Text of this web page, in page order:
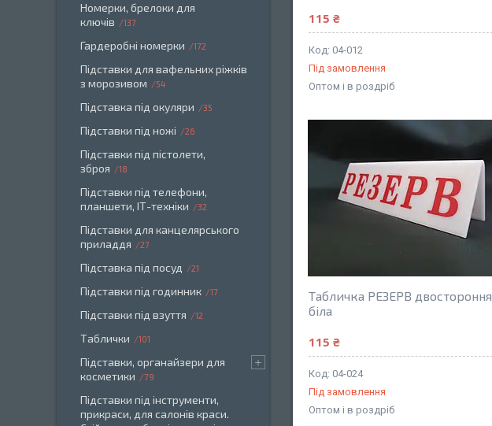
115 ₴
04-012
Під замовлення
Оптом і в роздріб
Табличка РЕЗЕРВ двостороння
біла
115 ₴
04-024
Під замовлення
Оптом і в роздріб
Номерки, брелоки для
ключів
137
Гардеробні номерки 172
Підставки для вафельних ріжків
з морозивом
54
Підставка під окуляри 35
Підставки під ножі 26
Підставки під пістолети,
зброя
18
Підставки під телефони,
планшети, ІТ-техніки
32
Підставки для канцелярського
приладдя
27
Підставка під посуд 21
Підставки під годинник 17
Підставки під взуття 12
Таблички 101
Підставки, органайзери для
косметики
79
Підставки під інструменти,
прикраси, для салонів краси.